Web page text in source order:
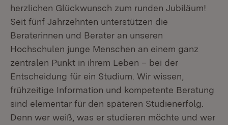
herzlichen Glückwunsch zum runden Jubiläum!
Seit fünf Jahrzehnten unterstützen die
Beraterinnen und Berater an unseren
Hochschulen junge Menschen an einem ganz
zentralen Punkt in ihrem Leben – bei der
Entscheidung für ein Studium. Wir wissen,
frühzeitige Information und kompetente Beratung
sind elementar für den späteren Studienerfolg.
Denn wer weiß, was er studieren möchte und wer